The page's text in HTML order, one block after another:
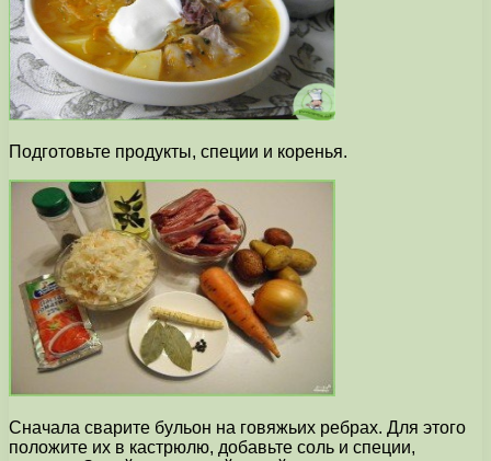
Подготовьте продукты, специи и коренья.
Сначала сварите бульон на говяжьих ребрах. Для этого
положите их в кастрюлю, добавьте соль и специи,